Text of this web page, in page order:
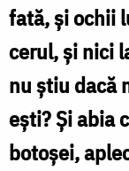
fată, și ochii
cerul, și nici
nu știu dacă
ești? Și abia
botoșei,